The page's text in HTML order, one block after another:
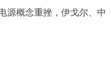
源概念重挫，伊戈尔、中